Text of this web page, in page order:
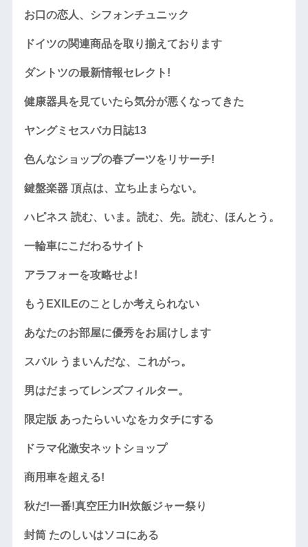
お口の恋人、シフォンチュニック
ドイツの関連商品を取り揃えております
ダントツの最新情報セレクト!
健康器具を見ていたら気分が悪くなってきた
ヤングミセスバカ日誌13
色んなショップの春ブーツをリサーチ!
鍵盤楽器 頂点は、立ち止まらない。
ハピネス 読む、いま。読む、先。読む、ほんとう。
一輪車にこだわるサイト
アラフォーを攻略せよ!
もうEXILEのことしか考えられない
あなたのお部屋に優秀をお届けします
スバル うまいんだな、これがっ。
男はだまってレンズフィルター。
限定版 あったらいいなをカタチにする
ドラマ化激安ネットショップ
商用車を超える!
秋だ!一番!真空圧力IH炊飯ジャー祭り
封筒 たのしいはソコにある